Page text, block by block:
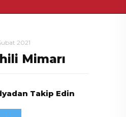
2021
Mimarı
Takip Edin